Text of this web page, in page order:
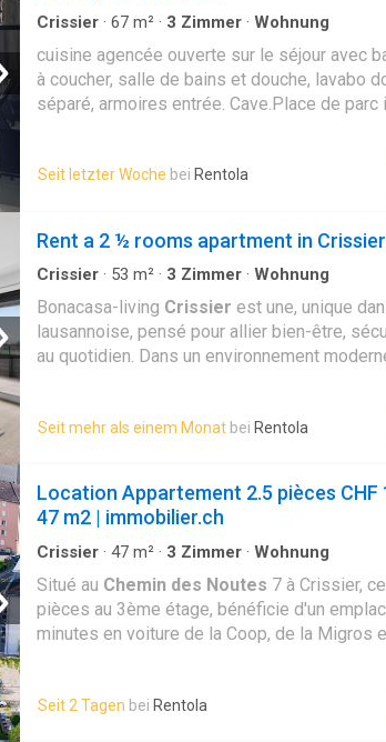
Crissier · 67 m² · 3 Zimmer · Wohnung
cuisine agencée ouverte sur le séjour avec
à coucher, salle de bains et douche, lavabo
séparé, armoires entrée. Cave.Place de parc
Seit letzter Woche bei Rentola
Rent a 2 ½ rooms apartment in
Crissier · 53 m² · 3 Zimmer · Wohnung
Bonacasa-living Crissier est une, unique
lausannoise, pensé pour allier bien-être,
au quotidien. Dans un environnement
longtemps possible, en toute autonomie et
Tous les appartements,, sont conçus sans
architecture contemporaine, leurs matériaux
espaces lumineux. De grandes baies vitrées,
généreuses et des agencements
vie à la fois élégant et agréable Vivre à
c’est aussi bénéficier d’un, et de, pensés
quotidien. Conciergerie, assistance, soutien
système d’appel d’urgence 24h/24: tout est
du l
Seit mehr als einem Monat bei Rentola
Location Appartement 2.5 pièces CHF
47 m2 | immobilier.ch
Crissier · 47 m² · 3 Zimmer · Wohnung
Situé au Chemin des Noutes 7 à Crissier,
pièces au 3ème étage, bénéficie d'un
minutes en voiture de la Coop, de la Migros
des axes autoroutiers. Il se compose
agencée - un hall d'entrée avec armoires
Seit 2 Tagen bei Rentola